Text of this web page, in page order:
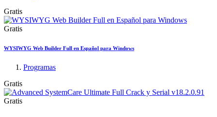
Gratis
Gratis
WYSIWYG Web Builder Full en Español para Windows
Programas
Gratis
Gratis